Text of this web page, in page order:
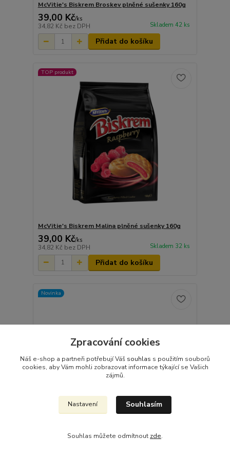
McVitie's Biskrem Broskev plněné sušenky 160g
39,00 Kč/ks
34,82 Kč bez DPH Skladem 42 ks
Přidat do košíku
TOP produkt
McVitie's Biskrem Malina plněné sušenky 160g
39,00 Kč/ks
34,82 Kč bez DPH Skladem 32 ks
Přidat do košíku
Novinka
Zpracování cookies
Náš e-shop a partneři potřebují Váš souhlas s použitím souborů
cookies, aby Vám mohli zobrazovat informace týkající se Vašich
zájmů.
Nastavení Souhlasím
Souhlas můžete odmítnout zde.